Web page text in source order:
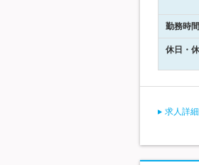
勤務時間
休日・
求人詳